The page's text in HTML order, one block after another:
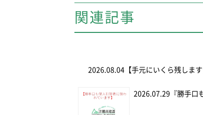
関連記事
2026.08.04 【手元にいくら残します
2026.07.29 『勝手口